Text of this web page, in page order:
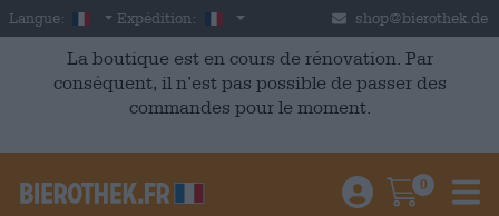
Skip to main content
Langue: French
Expédition: France shop@bierothek.de
La boutique est en cours de rénovation. Par
conséquent, il n’est pas possible de passer des
commandes pour le moment.
Einloggen /
0